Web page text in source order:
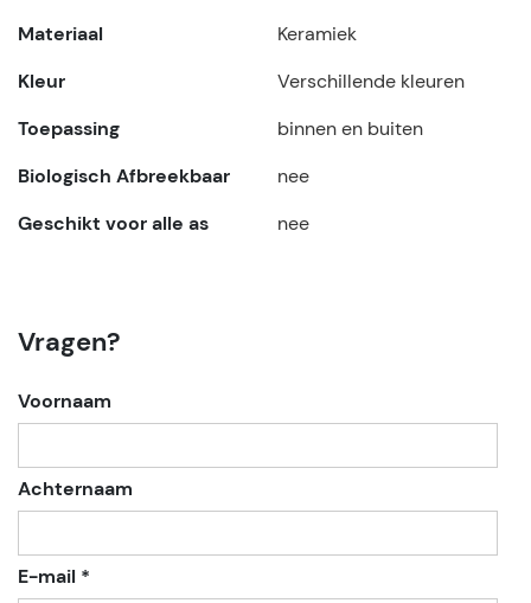
Materiaal
Keramiek
Kleur
Verschillende kleuren
Toepassing
binnen en buiten
Biologisch Afbreekbaar
nee
Geschikt voor alle as
nee
Vragen?
Voornaam
Achternaam
E-mail *